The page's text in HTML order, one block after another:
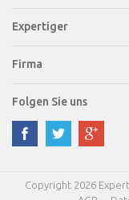
Expertiger
Firma
Folgen Sie uns
Copyright 2026